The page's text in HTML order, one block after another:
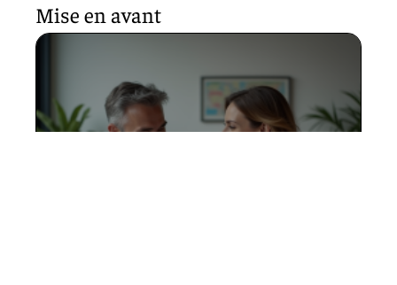
Mise en avant
Meilleurs placements à 40